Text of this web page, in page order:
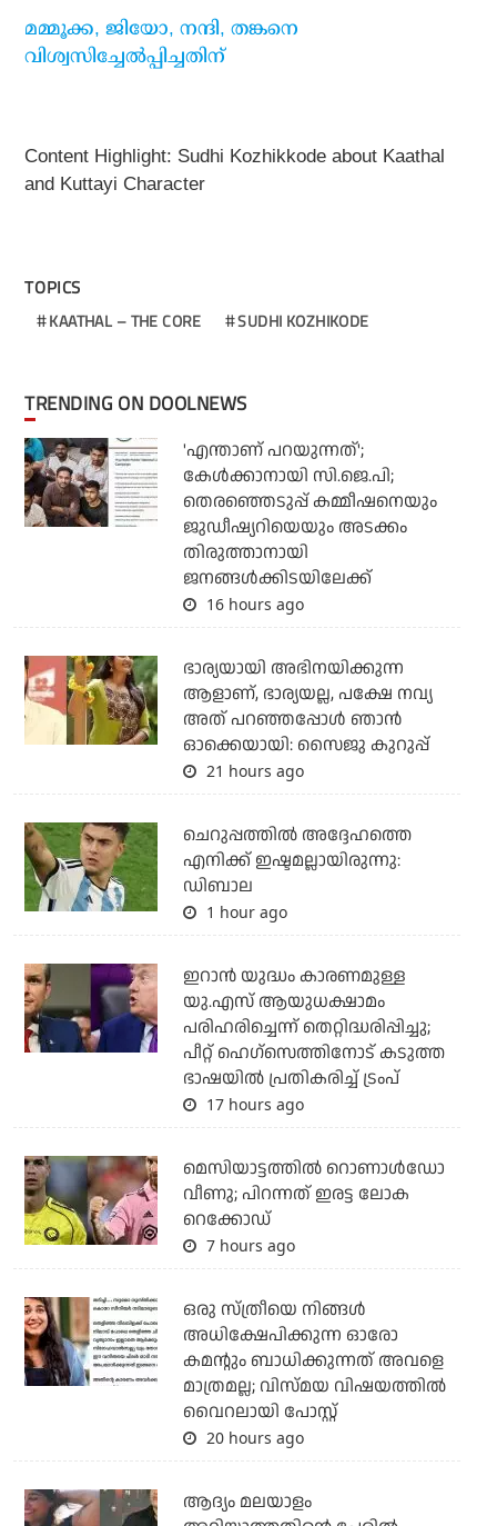
മമ്മൂക്ക, ജിയോ, നന്ദി, തങ്കനെ
വിശ്വസിച്ചേല്‍പ്പിച്ചതിന്
Content Highlight: Sudhi Kozhikkode about Kaathal
and Kuttayi Character
TOPICS
KAATHAL – THE CORE SUDHI KOZHIKODE
TRENDING ON DOOLNEWS
'എന്താണ് പറയുന്നത്';
കേള്‍ക്കാനായി സി.ജെ.പി;
തെരഞ്ഞെടുപ്പ് കമ്മീഷനെയും
ജുഡീഷ്യറിയെയും അടക്കം
തിരുത്താനായി
ജനങ്ങള്‍ക്കിടയിലേക്ക്
16 hours ago
ഭാര്യയായി അഭിനയിക്കുന്ന
ആളാണ്, ഭാര്യയല്ല, പക്ഷേ നവ്യ
അത് പറഞ്ഞപ്പോള്‍ ഞാന്‍
ഓക്കെയായി: സൈജു കുറുപ്പ്
21 hours ago
ചെറുപ്പത്തില്‍ അദ്ദേഹത്തെ
എനിക്ക് ഇഷ്ടമല്ലായിരുന്നു:
ഡിബാല
1 hour ago
ഇറാന്‍ യുദ്ധം കാരണമുള്ള
യു.എസ് ആയുധക്ഷാമം
പരിഹരിച്ചെന്ന് തെറ്റിദ്ധരിപ്പിച്ചു;
പീറ്റ് ഹെഗ്‌സെത്തിനോട് കടുത്ത
ഭാഷയില്‍ പ്രതികരിച്ച് ട്രംപ്
17 hours ago
മെസിയാട്ടത്തില്‍ റൊണാള്‍ഡോ
വീണു; പിറന്നത് ഇരട്ട ലോക
റെക്കോഡ്
7 hours ago
ഒരു സ്ത്രീയെ നിങ്ങള്‍
അധിക്ഷേപിക്കുന്ന ഓരോ
കമന്റും ബാധിക്കുന്നത് അവളെ
മാത്രമല്ല; വിസ്മയ വിഷയത്തില്‍
വൈറലായി പോസ്റ്റ്
20 hours ago
ആദ്യം മലയാളം